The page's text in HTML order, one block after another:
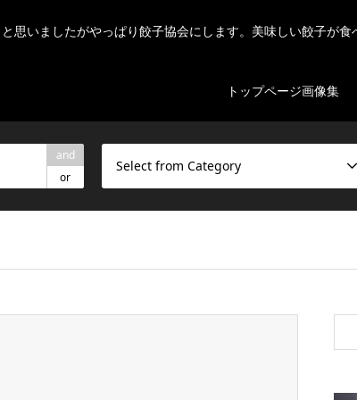
思いましたがやっぱり餃子協会にします。美味しい餃子が食
トップページ画像集
and
or
Select from Category